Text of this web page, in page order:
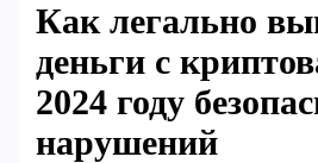
Как легально
деньги с
2024 году
нарушений